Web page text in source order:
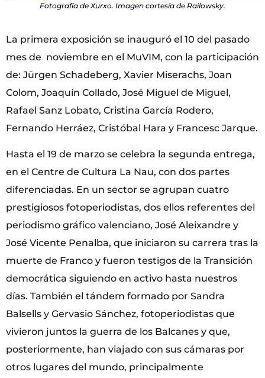
Fotografía de Xurxo. Imagen cortesía de Railowsky.
La primera exposición se inauguró el 10 del pasado
mes de noviembre en el MuVIM, con la participación
de: Jürgen Schadeberg, Xavier Miserachs, Joan
Colom, Joaquín Collado, José Miguel de Miguel,
Rafael Sanz Lobato, Cristina García Rodero,
Fernando Herráez, Cristóbal Hara y Francesc Jarque.
Hasta el 19 de marzo se celebra la segunda entrega,
en el Centre de Cultura La Nau, con dos partes
diferenciadas. En un sector se agrupan cuatro
prestigiosos fotoperiodistas, dos ellos referentes del
periodismo gráfico valenciano, José Aleixandre y
José Vicente Penalba, que iniciaron su carrera tras la
muerte de Franco y fueron testigos de la Transición
democrática siguiendo en activo hasta nuestros
días. También el tándem formado por Sandra
Balsells y Gervasio Sánchez, fotoperiodistas que
vivieron juntos la guerra de los Balcanes y que,
posteriormente, han viajado con sus cámaras por
otros lugares del mundo, principalmente